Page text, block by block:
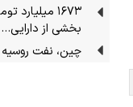
۱۶۷۳
بخشی از دارایی‌…
چین، نفت روسیه